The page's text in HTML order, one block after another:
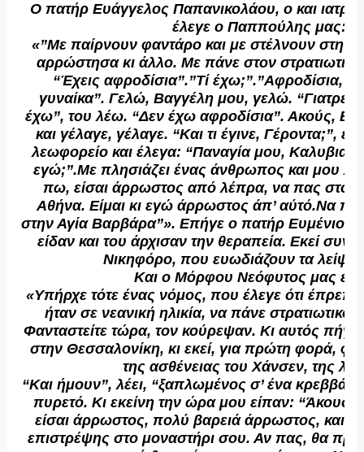
Ο πατήρ Ευάγγελος Παπανικολάου, ο και
έλεγε ο Παππούλης μας:
«”Με παίρνουν φαντάρο και με στέλνουν στην
αρρώστησα κι άλλο. Με πάνε στον στρατιωτικό
“Έχεις αφροδίσια”.”Τί έχω;”.”Αφροδίσια,
γυναίκα”. Γελώ, Βαγγέλη μου, γελώ. “Γιατρέ
έχω”, του λέω. “Δεν έχω αφροδίσια”. Ακούς,
και γέλαγε, γέλαγε. “Και τι έγινε, Γέροντα;”,
λεωφορείο και έλεγα: “Παναγία μου,
εγώ;”.Με πλησιάζει ένας άνθρωπος και μου
πω, είσαι άρρωστος από λέπρα, να πας στο
Αθήνα. Είμαι κι εγώ άρρωστος άπ’ αύτό.Να
στην Αγία Βαρβάρα”». Επήγε ο πατήρ Ευμένιος
είδαν και του άρχισαν την θεραπεία. Εκεί
Νικηφόρο, που ευωδιάζουν τα
Και ο Μόρφου Νεόφυτος μας
«Υπήρχε τότε ένας νόμος, που έλεγε ότι έπρεπε
ήταν σε νεανική ηλικία, να πάνε στρατιωτικό.
Φανταστείτε τώρα, τον κούρεψαν. Κι αυτός
στην Θεσσαλονίκη, κι εκεί, για πρώτη φορά,
της ασθένειας του Χάνσεν, της
“Και ήμουν”, λέει, “ξαπλωμένος σ’ ένα
πυρετό. Κι εκείνη την ώρα μου είπαν:
είσαι άρρωστος, πολύ βαρειά άρρωστος, και
επιστρέψης στο μοναστήρι σου. Αν πας, θα